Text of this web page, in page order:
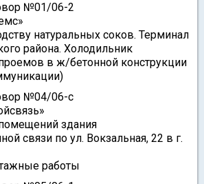
№01/06-2
натуральных соков. Терминал
района. Холодильник
в ж/бетонной конструкции
№04/06-с
здания
связи по ул. Вокзальная, 22 в г.
работы